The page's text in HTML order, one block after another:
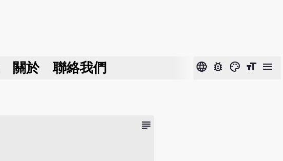
關於 聯絡我們 language bug_report color_lens format_size menu
subject